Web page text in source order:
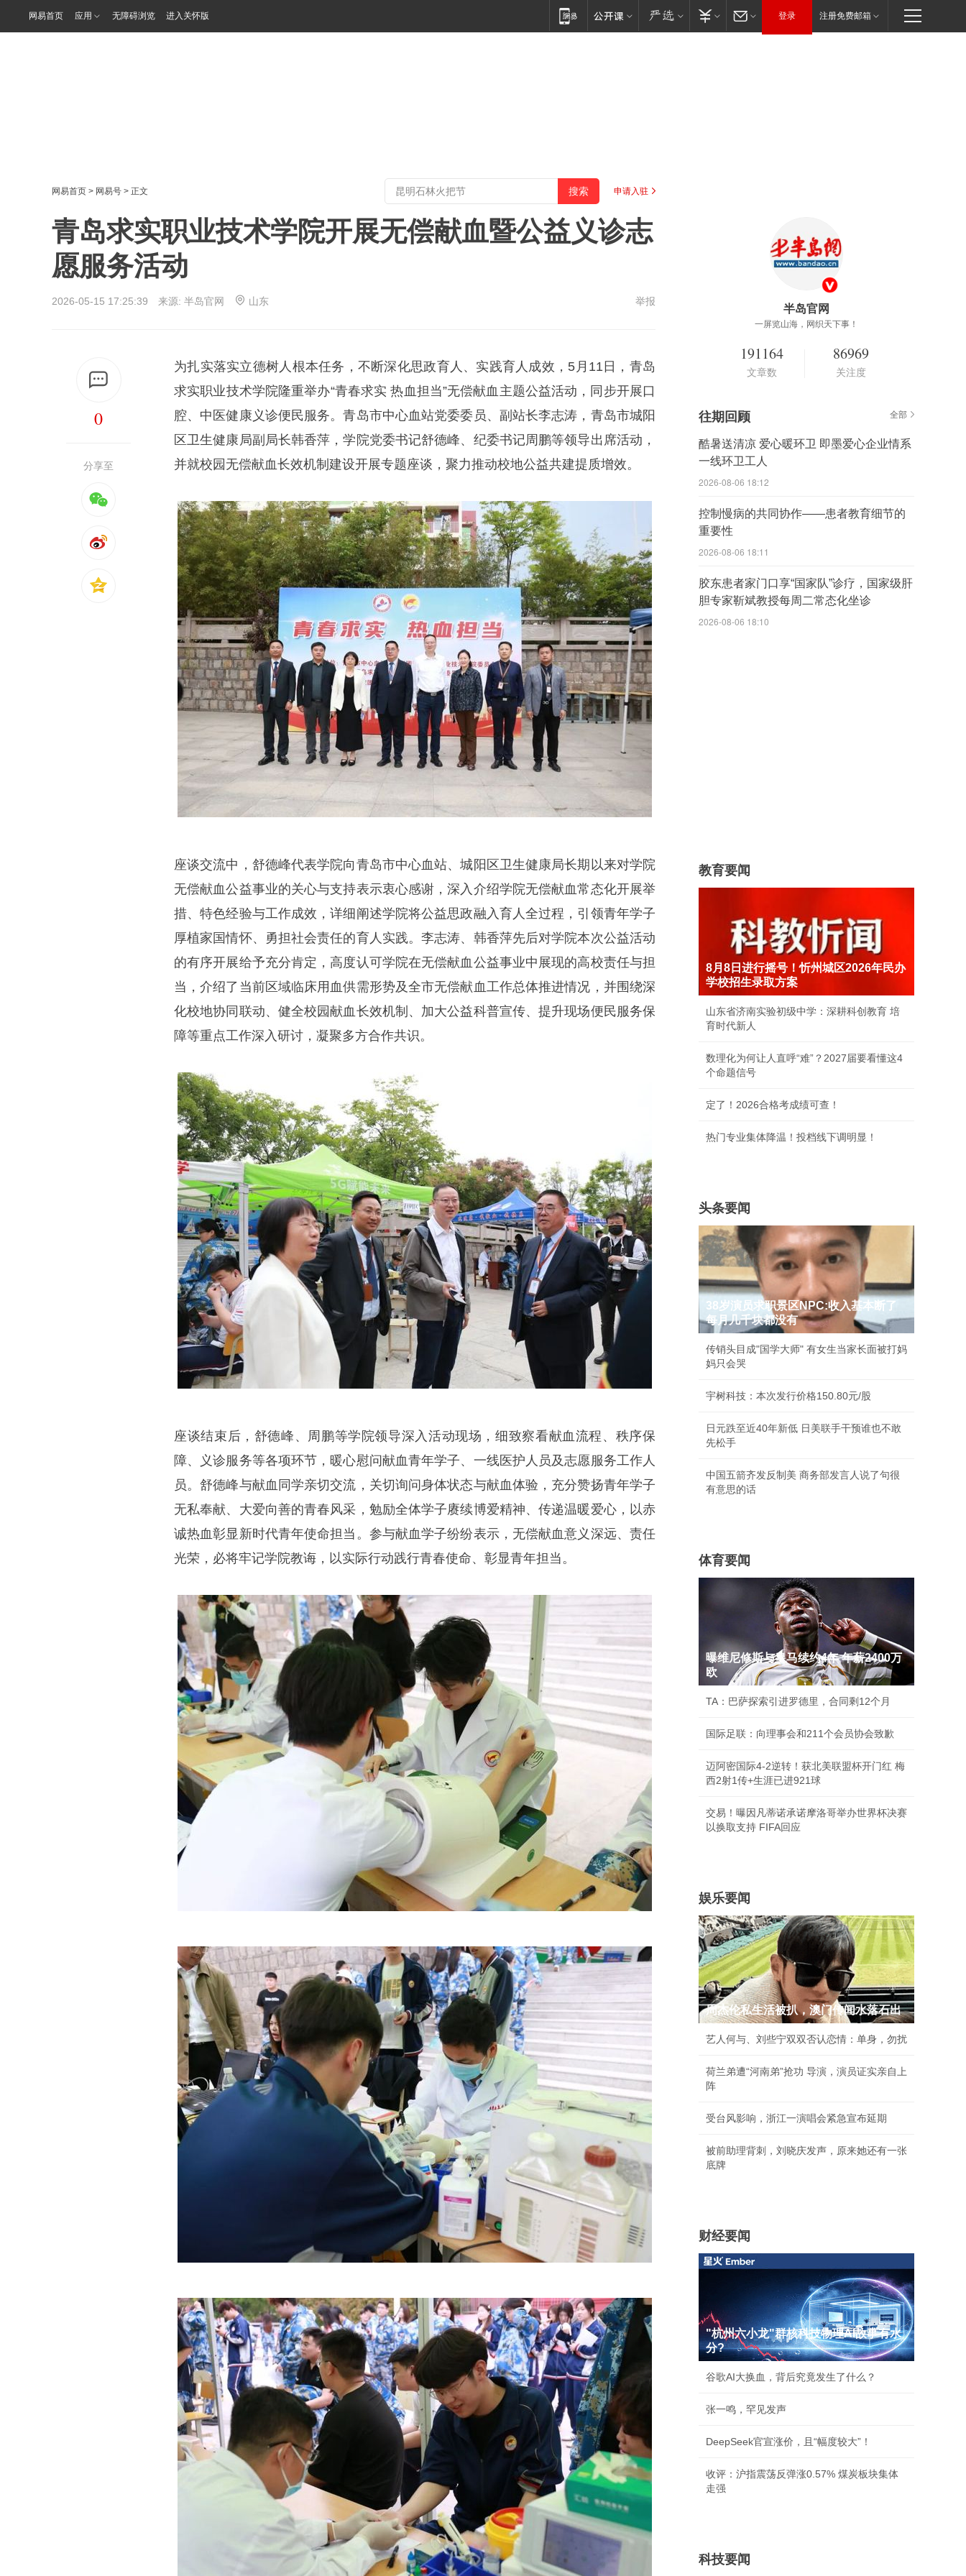
网易首页 应用 无障碍浏览 进入关怀版 登录 注册免费邮箱
网易首页 > 网易号 > 正文 申请入驻
青岛求实职业技术学院开展无偿献血暨公益义诊志
愿服务活动
2026-05-15 17:25:39 来源: 半岛官网 山东 举报
0
分享至
为扎实落实立德树人根本任务，不断深化思政育人、实践育人成效，5月11日，青岛
求实职业技术学院隆重举办“青春求实 热血担当”无偿献血主题公益活动，同步开展口
腔、中医健康义诊便民服务。青岛市中心血站党委委员、副站长李志涛，青岛市城阳
区卫生健康局副局长韩香萍，学院党委书记舒德峰、纪委书记周鹏等领导出席活动，
并就校园无偿献血长效机制建设开展专题座谈，聚力推动校地公益共建提质增效。
座谈交流中，舒德峰代表学院向青岛市中心血站、城阳区卫生健康局长期以来对学院
无偿献血公益事业的关心与支持表示衷心感谢，深入介绍学院无偿献血常态化开展举
措、特色经验与工作成效，详细阐述学院将公益思政融入育人全过程，引领青年学子
厚植家国情怀、勇担社会责任的育人实践。李志涛、韩香萍先后对学院本次公益活动
的有序开展给予充分肯定，高度认可学院在无偿献血公益事业中展现的高校责任与担
当，介绍了当前区域临床用血供需形势及全市无偿献血工作总体推进情况，并围绕深
化校地协同联动、健全校园献血长效机制、加大公益科普宣传、提升现场便民服务保
障等重点工作深入研讨，凝聚多方合作共识。
座谈结束后，舒德峰、周鹏等学院领导深入活动现场，细致察看献血流程、秩序保
障、义诊服务等各项环节，暖心慰问献血青年学子、一线医护人员及志愿服务工作人
员。舒德峰与献血同学亲切交流，关切询问身体状态与献血体验，充分赞扬青年学子
无私奉献、大爱向善的青春风采，勉励全体学子赓续博爱精神、传递温暖爱心，以赤
诚热血彰显新时代青年使命担当。参与献血学子纷纷表示，无偿献血意义深远、责任
光荣，必将牢记学院教诲，以实际行动践行青春使命、彰显青年担当。
半岛官网
一屏览山海，网织天下事！
191164
文章数
86969
关注度
往期回顾 全部
酷暑送清凉 爱心暖环卫 即墨爱心企业情系
一线环卫工人
2026-08-06 18:12
控制慢病的共同协作——患者教育细节的
重要性
2026-08-06 18:11
胶东患者家门口享“国家队”诊疗，国家级肝
胆专家靳斌教授每周二常态化坐诊
2026-08-06 18:10
教育要闻
8月8日进行摇号！忻州城区2026年民办
学校招生录取方案
山东省济南实验初级中学：深耕科创教育 培
育时代新人
数理化为何让人直呼“难”？2027届要看懂这4
个命题信号
定了！2026合格考成绩可查！
热门专业集体降温！投档线下调明显！
头条要闻
38岁演员求职景区NPC:收入基本断了
每月几千块都没有
传销头目成"国学大师" 有女生当家长面被打妈
妈只会哭
宇树科技：本次发行价格150.80元/股
日元跌至近40年新低 日美联手干预谁也不敢
先松手
中国五箭齐发反制美 商务部发言人说了句很
有意思的话
体育要闻
曝维尼修斯与皇马续约4年 年薪2400万
欧
TA：巴萨探索引进罗德里，合同剩12个月
国际足联：向理事会和211个会员协会致歉
迈阿密国际4-2逆转！获北美联盟杯开门红 梅
西2射1传+生涯已进921球
交易！曝因凡蒂诺承诺摩洛哥举办世界杯决赛
以换取支持 FIFA回应
娱乐要闻
周杰伦私生活被扒，澳门传闻水落石出
艺人何与、刘些宁双双否认恋情：单身，勿扰
荷兰弟遭“河南弟”抢功 导演，演员证实亲自上
阵
受台风影响，浙江一演唱会紧急宣布延期
被前助理背刺，刘晓庆发声，原来她还有一张
底牌
财经要闻
"杭州六小龙"群核科技物理AI故事有水
分?
谷歌AI大换血，背后究竟发生了什么？
张一鸣，罕见发声
DeepSeek官宣涨价，且“幅度较大”！
收评：沪指震荡反弹涨0.57% 煤炭板块集体
走强
科技要闻